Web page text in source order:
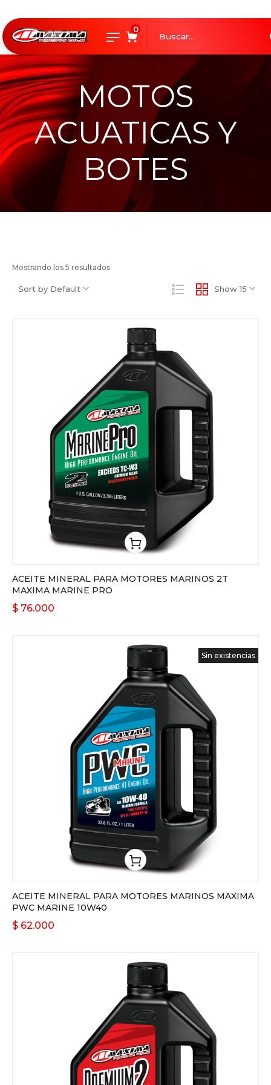
0
MOTOS
ACUATICAS Y
BOTES
Mostrando los 5 resultados
Show 15
Sort by Default
ACEITE MINERAL PARA MOTORES MARINOS 2T
MAXIMA MARINE PRO
$ 76.000
Sin existencias
ACEITE MINERAL PARA MOTORES MARINOS MAXIMA
PWC MARINE 10W40
$ 62.000